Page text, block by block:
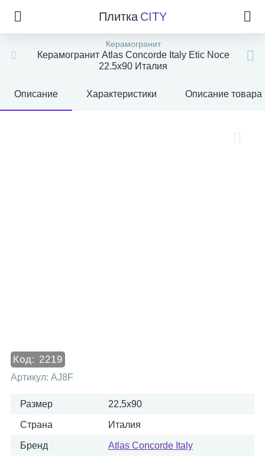
Плитка CITY
Керамогранит
Керамогранит Atlas Concorde Italy Etic Noce
22.5x90 Италия
Описание Характеристики Описание товара
Код: 2219
Артикул: AJ8F
Размер 22,5x90
Страна Италия
Бренд Atlas Concorde Italy